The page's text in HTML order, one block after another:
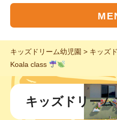
キッズドリーム幼児園 > キッズ
Koala class
キッズドリー